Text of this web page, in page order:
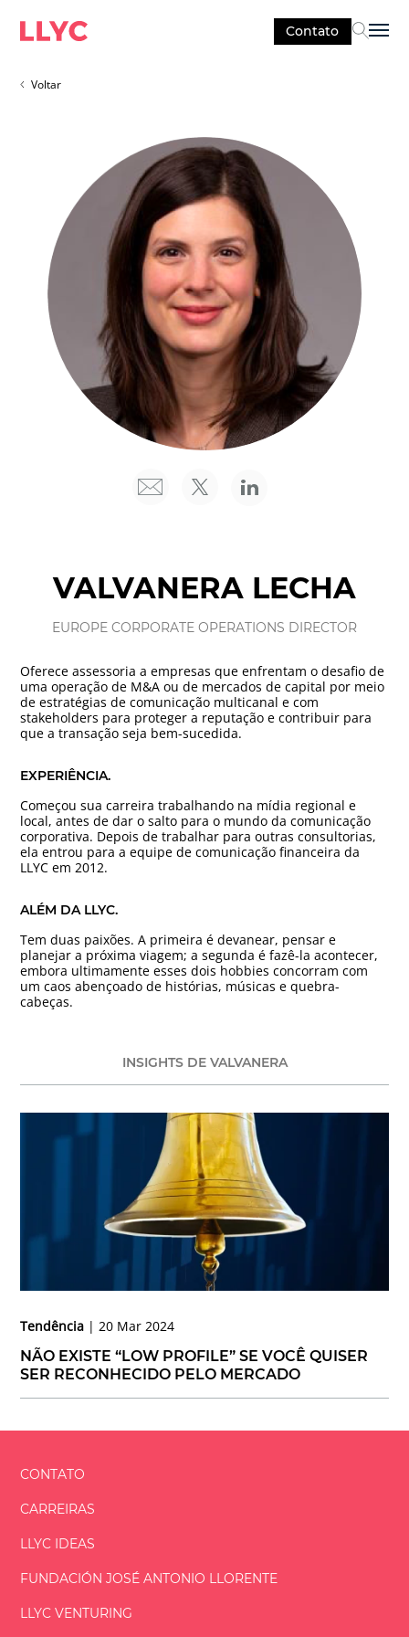
Contato
Voltar
VALVANERA LECHA
EUROPE CORPORATE OPERATIONS DIRECTOR
Oferece assessoria a empresas que enfrentam o desafio de
uma operação de M&A ou de mercados de capital por meio
de estratégias de comunicação multicanal e com
stakeholders para proteger a reputação e contribuir para
que a transação seja bem-sucedida.
EXPERIÊNCIA.
Começou sua carreira trabalhando na mídia regional e
local, antes de dar o salto para o mundo da comunicação
corporativa. Depois de trabalhar para outras consultorias,
ela entrou para a equipe de comunicação financeira da
LLYC em 2012.
ALÉM DA LLYC.
Tem duas paixões. A primeira é devanear, pensar e
planejar a próxima viagem; a segunda é fazê-la acontecer,
embora ultimamente esses dois hobbies concorram com
um caos abençoado de histórias, músicas e quebra-
cabeças.
INSIGHTS DE VALVANERA
Tendência
20 Mar 2024
NÃO EXISTE “LOW PROFILE” SE VOCÊ QUISER
SER RECONHECIDO PELO MERCADO
CONTATO
CARREIRAS
LLYC IDEAS
FUNDACIÓNJOSÉ ANTONIO LLORENTE
LLYC VENTURING